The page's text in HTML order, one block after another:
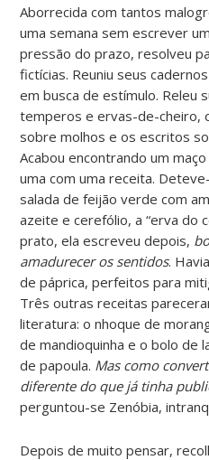
Aborrecida com tantos
uma semana sem escrever
pressão do prazo, resolveu
fictícias. Reuniu seus
em busca de estímulo. Releu
temperos e ervas-de-cheiro,
sobre molhos e os escritos
Acabou encontrando um
uma com uma receita.
salada de feijão verde com
azeite e cerefólio, a “erva do
prato, ela escreveu depois,
amadurecer os sentidos.
de páprica, perfeitos para
Três outras receitas
literatura: o nhoque de
de mandioquinha e o bolo de
de papoula. Mas como
diferente do que já tinha
perguntou-se Zenóbia,
Depois de muito pensar,